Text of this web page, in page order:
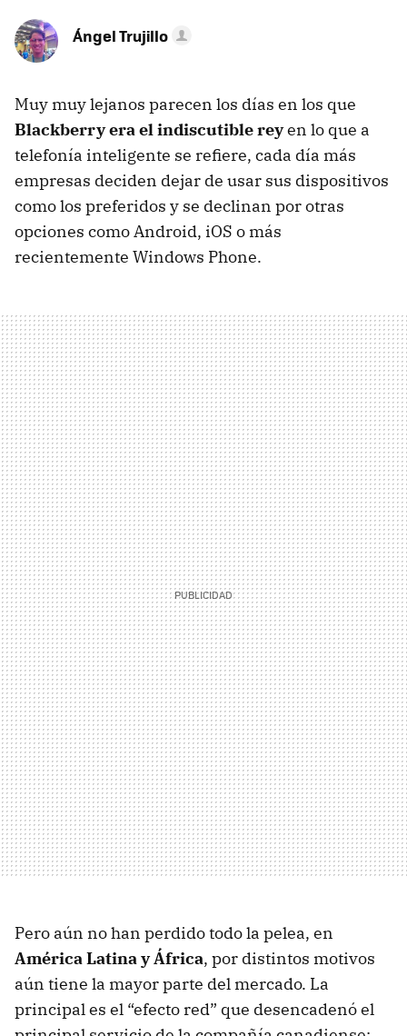
Ángel Trujillo
Muy muy lejanos parecen los días en los que
Blackberry era el indiscutible reyen lo que a
telefonía inteligente se refiere, cada día más
empresas deciden dejar de usar sus dispositivos
como los preferidos y se declinan por otras
opciones como Android, iOS o más
recientemente Windows Phone.
Pero aún no han perdido todo la pelea, en
América Latina y África, por distintos motivos
aún tiene la mayor parte del mercado. La
principal es el “efecto red” que desencadenó el